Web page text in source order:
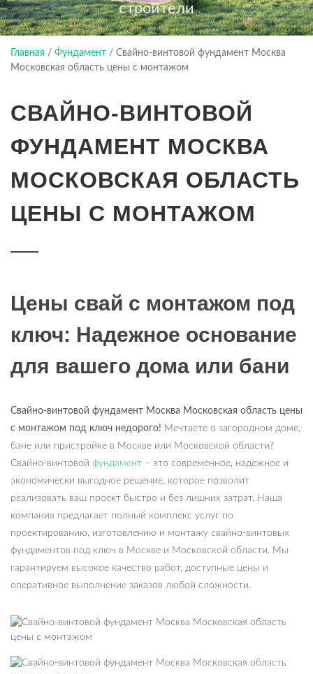
строители
Главная / Фундамент / Свайно-винтовой фундамент Москва
Московская область цены с монтажом
СВАЙНО-ВИНТОВОЙ
ФУНДАМЕНТ МОСКВА
МОСКОВСКАЯ ОБЛАСТЬ
ЦЕНЫ С МОНТАЖОМ
Цены свай с монтажом под
ключ: Надежное основание
для вашего дома или бани
Свайно-винтовой фундамент Москва Московская область цены
с монтажом под ключ недорого! Мечтаете о загородном доме,
бане или пристройке в Москве или Московской области?
Свайно-винтовой фундамент – это современное, надежное и
экономически выгодное решение, которое позволит
реализовать ваш проект быстро и без лишних затрат. Наша
компания предлагает полный комплекс услуг по
проектированию, изготовлению и монтажу свайно-винтовых
фундаментов под ключ в Москве и Московской области. Мы
гарантируем высокое качество работ, доступные цены и
оперативное выполнение заказов любой сложности.